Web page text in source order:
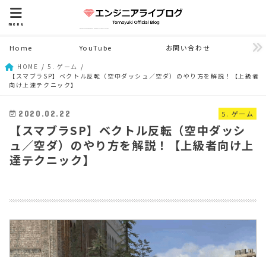
menu
Home YouTube お問い合わせ
HOME
5. ゲーム
【スマブラSP】ベクトル反転（空中ダッシュ／空ダ）のやり方を解説！【上級者
向け上達テクニック】
5. ゲーム
2020.02.22
【スマブラSP】ベクトル反転（空中ダッシ
ュ／空ダ）のやり方を解説！【上級者向け上
達テクニック】